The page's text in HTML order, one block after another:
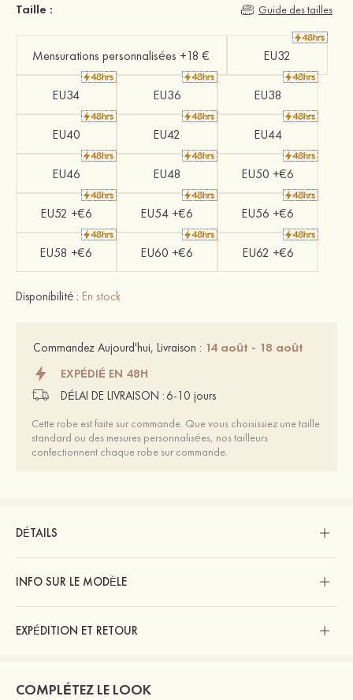
Taille : Guide des tailles
Mensurations personnalisées +18 € EU32
EU34 EU36 EU38
EU40 EU42 EU44
EU46 EU48 EU50 +€6
EU52 +€6 EU54 +€6 EU56 +€6
EU58 +€6 EU60 +€6 EU62 +€6
Disponibilité : En stock
Commandez Aujourd'hui, Livraison : 14 août - 18 août
EXPÉDIÉ EN 48H
DÉLAI DE LIVRAISON : 6-10 jours
Cette robe est faite sur commande. Que vous choisissiez une taille
standard ou des mesures personnalisées, nos tailleurs
confectionnent chaque robe sur commande.
DÉTAILS
INFO SUR LE MODÈLE
EXPÉDITION ET RETOUR
COMPLÉTEZ LE LOOK